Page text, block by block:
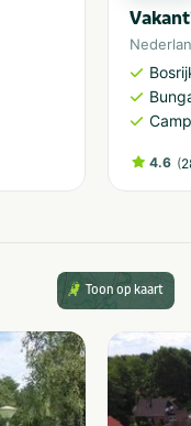
4.6 (
Toon op kaart